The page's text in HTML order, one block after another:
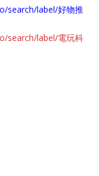
search/label/好物推
search/label/電玩科